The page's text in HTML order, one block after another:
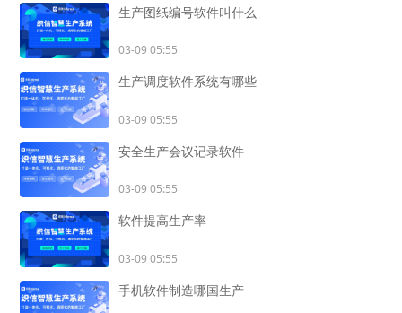
生产图纸编号软件叫什么
03-09 05:55
生产调度软件系统有哪些
03-09 05:55
安全生产会议记录软件
03-09 05:55
软件提高生产率
03-09 05:55
手机软件制造哪国生产